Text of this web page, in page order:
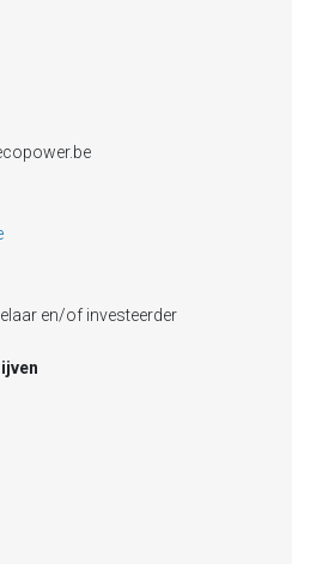
en/of investeerder